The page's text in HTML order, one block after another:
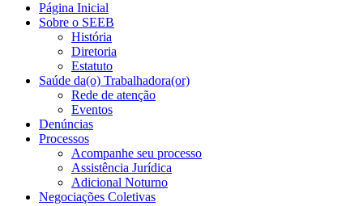
Página Inicial
Sobre o SEEB
História
Diretoria
Estatuto
Saúde da(o) Trabalhadora(or)
Rede de atenção
Eventos
Denúncias
Processos
Acompanhe seu processo
Assistência Jurídica
Adicional Noturno
Negociações Coletivas